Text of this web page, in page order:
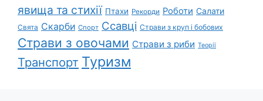
явища та стихії Птахи Рекорди Роботи Салати
Свята Скарби Спорт Ссавці Страви з круп і бобових
Страви з овочами Страви з риби Теорії
Транспорт Туризм